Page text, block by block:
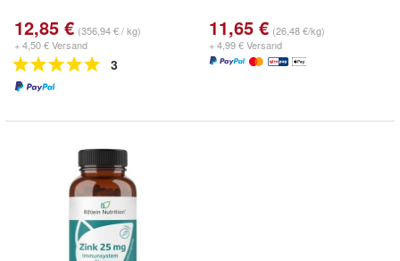
12,85 € (356,94 € / kg)
+ 4,50 € Versand
3
11,65 € (26,48 €/kg)
+ 4,99 € Versand